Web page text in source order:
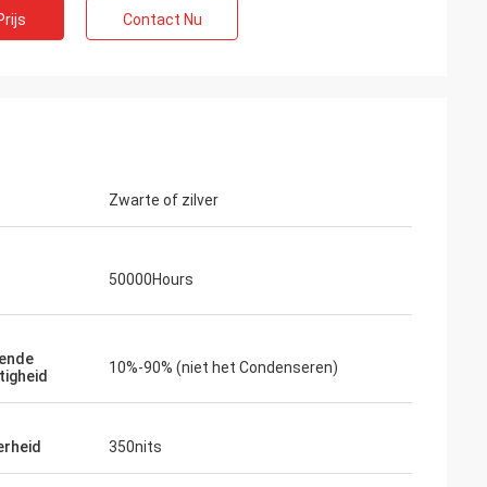
van
in grote als
Wij hebben
bewezen.
en levering
betrouwbare producten.
Contact Nu
Zwarte of zilver
50000Hours
10%-90% (niet het Condenseren)
350nits